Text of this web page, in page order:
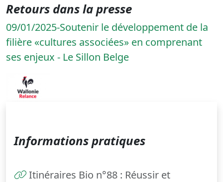
Retours dans la presse
09/01/2025-Soutenir le développement de la
filière «cultures associées» en comprenant
ses enjeux - Le Sillon Belge
Informations pratiques
Itinéraires Bio n°88 : Réussir et